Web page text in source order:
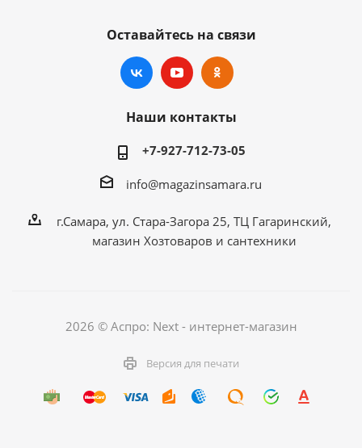
Оставайтесь на связи
Наши контакты
+7-927-712-73-05
info@magazinsamara.ru
г.Самара, ул. Стара-Загора 25, ТЦ Гагаринский,
магазин Хозтоваров и сантехники
2026 © Аспро: Next - интернет-магазин
Версия для печати